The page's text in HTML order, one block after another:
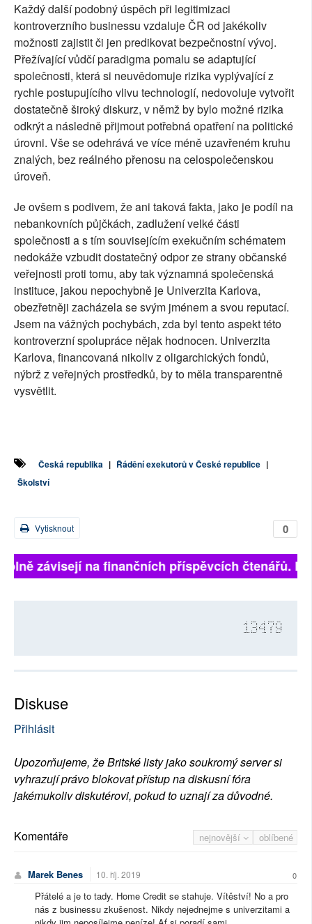
Každý další podobný úspěch při legitimizaci
kontroverzního businessu vzdaluje ČR od jakékoliv
možnosti zajistit či jen predikovat bezpečnostní vývoj.
Přežívající vůdčí paradigma pomalu se adaptující
společnosti, která si neuvědomuje rizika vyplývající z
rychle postupujícího vlivu technologií, nedovoluje vytvořit
dostatečně široký diskurz, v němž by bylo možné rizika
odkrýt a následně přijmout potřebná opatření na politické
úrovni. Vše se odehrává ve více méně uzavřeném kruhu
znalých, bez reálného přenosu na celospolečenskou
úroveň.
Je ovšem s podivem, že ani taková fakta, jako je podíl na
nebankovních půjčkách, zadlužení velké části
společnosti a s tím souvisejícím exekučním schématem
nedokáže vzbudit dostatečný odpor ze strany občanské
veřejnosti proti tomu, aby tak významná společenská
instituce, jakou nepochybně je Univerzita Karlova,
obezřetněji zacházela se svým jménem a svou reputací.
Jsem na vážných pochybách, zda byl tento aspekt této
kontroverzní spolupráce nějak hodnocen. Univerzita
Karlova, financovaná nikoliv z oligarchických fondů,
nýbrž z veřejných prostředků, by to měla transparentně
vysvětlit.
Česká republika | Řádění exekutorů v České republice |
Školství
0
Vytisknout
plně závisejí na finančních příspěvcích čtenářů.
13479
Diskuse
Přihlásit
Upozorňujeme, že Britské listy jako soukromý server si
vyhrazují právo blokovat přístup na diskusní fóra
jakémukoliv diskutérovi, pokud to uznají za důvodné.
nejnovější oblíbené
Komentáře
Marek Benes 10. říj. 2019 0
Přátelé a je to tady. Home Credit se stahuje. Vítěství! No a pro
nás z businessu zkušenost. Nikdy nejednejme s univerzitami a